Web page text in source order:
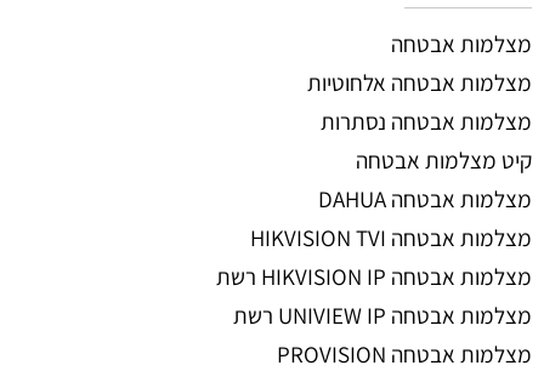
מצלמות אבטחה
מצלמות אבטחה אלחוטיות
מצלמות אבטחה נסתרות
קיט מצלמות אבטחה
מצלמות אבטחה DAHUA
מצלמות אבטחה HIKVISION TVI
מצלמות אבטחה HIKVISION IP רשת
מצלמות אבטחה UNIVIEW IP רשת
מצלמות אבטחה PROVISION